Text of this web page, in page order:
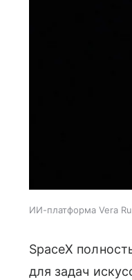
ИИ-платформа Vera
SpaceX
для задач